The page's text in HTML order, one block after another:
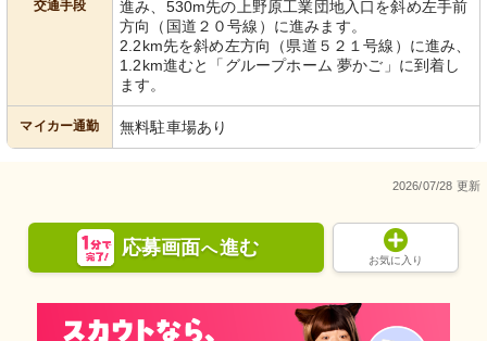
交通手段
進み、530m先の上野原工業団地入口を斜め左手前
方向（国道２０号線）に進みます。
2.2km先を斜め左方向（県道５２１号線）に進み、
1.2km進むと「グループホーム 夢かご」に到着し
ます。
マイカー通勤 無料駐車場あり
2026/07/28 更新
応募画面へ進む
お気に入り